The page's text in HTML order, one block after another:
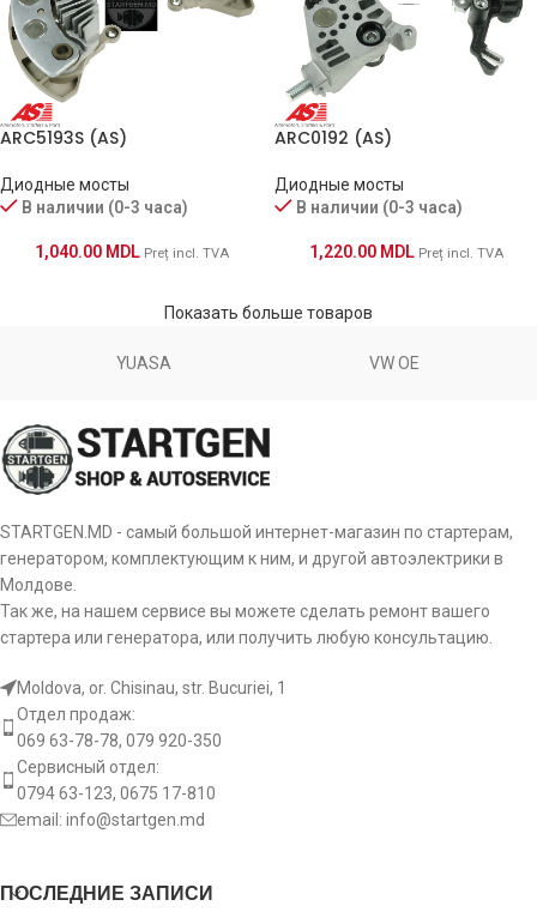
ARC5193S (AS)
Диодные мосты
В наличии (0-3 часа)
1,040.00 MDL Preț incl. TVA
ARC0192 (AS)
Диодные мосты
В наличии (0-3 часа)
1,220.00 MDL Preț incl. TVA
Показать больше товаров
YUASA VW OE
STARTGEN.MD - самый большой интернет-магазин по стартерам,
генератором, комплектующим к ним, и другой автоэлектрики в
Молдове.
Так же, на нашем сервисе вы можете сделать ремонт вашего
стартера или генератора, или получить любую консультацию.
Moldova, or. Chisinau, str. Bucuriei, 1
Отдел продаж:
069 63-78-78, 079 920-350
Сервисный отдел:
0794 63-123, 0675 17-810
email: info@startgen.md
ПОСЛЕДНИЕ ЗАПИСИ